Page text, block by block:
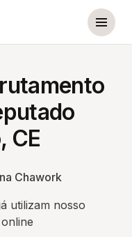
CE
Chawork
utilizam nosso